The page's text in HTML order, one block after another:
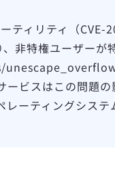
ティリティ（CVE-
非特権ユーザー
ービスはこの問題
ーティングシス